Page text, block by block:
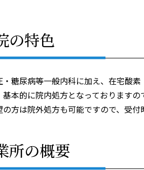
の特色
・糖尿病等一般内科に加え、在宅酸
基本的に院内処方となっておりますの
の方は院外処方も可能ですので、受
所の概要